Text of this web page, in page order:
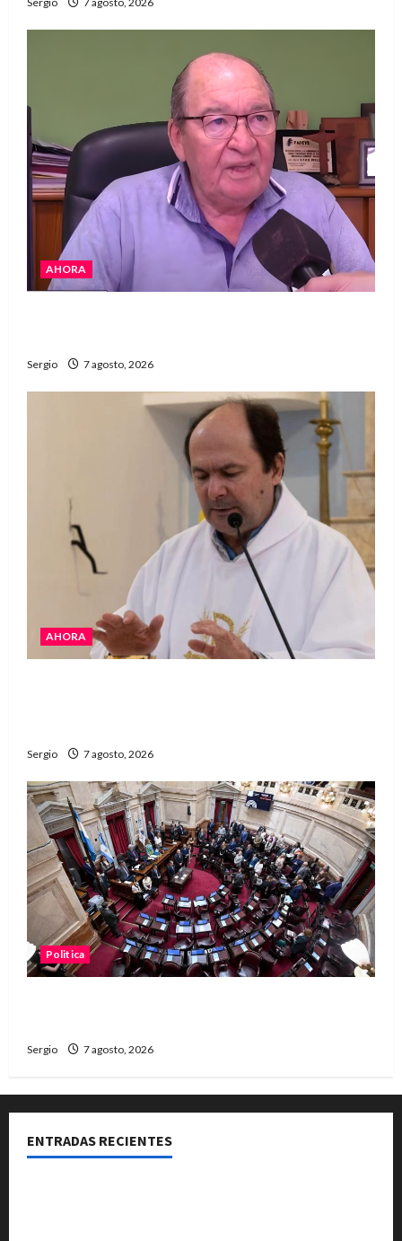
AHORA
Sergio 7 agosto, 2026
AHORA
Sergio 7 agosto, 2026
Politica
Sergio 7 agosto, 2026
ENTRADAS RECIENTES